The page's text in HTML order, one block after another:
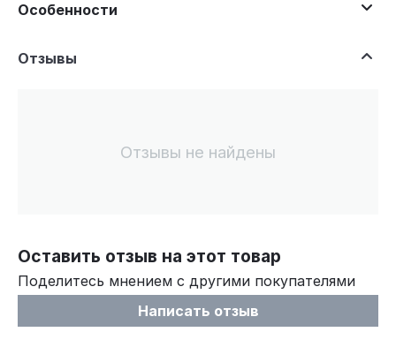
Особенности
Отзывы
Отзывы не найдены
Оставить отзыв на этот товар
Поделитесь мнением с другими покупателями
Написать отзыв